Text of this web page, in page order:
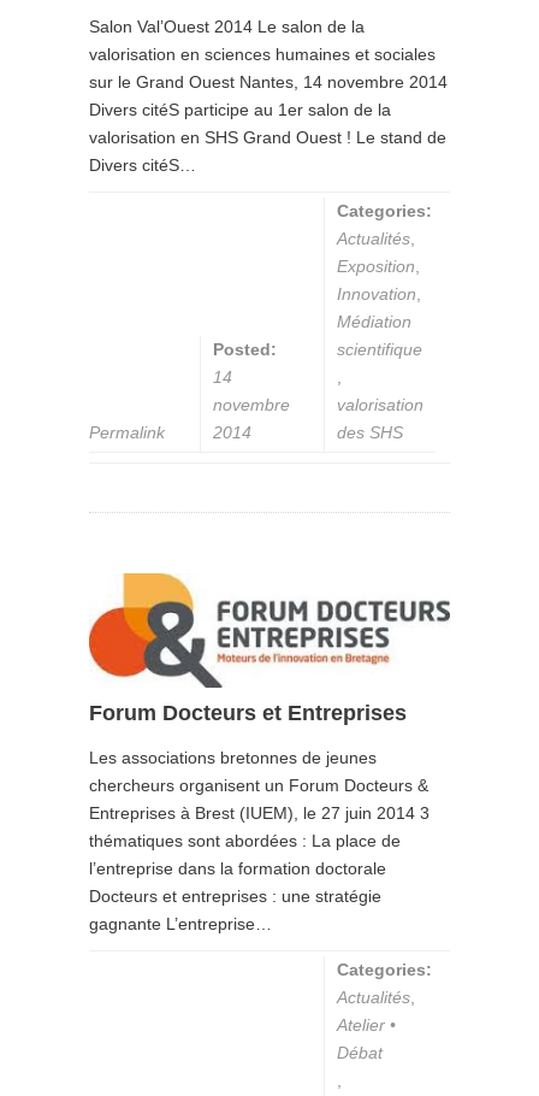
Salon Val’Ouest 2014 Le salon de la
valorisation en sciences humaines et sociales
sur le Grand Ouest Nantes, 14 novembre 2014
Divers citéS participe au 1er salon de la
valorisation en SHS Grand Ouest ! Le stand de
Divers citéS…
Permalink
Posted:
14
novembre
2014
Categories:
Actualités
Exposition
Innovation
Médiation
scientifique
valorisation
des SHS
Forum Docteurs et Entreprises
Les associations bretonnes de jeunes
chercheurs organisent un Forum Docteurs &
Entreprises à Brest (IUEM), le 27 juin 2014 3
thématiques sont abordées : La place de
l’entreprise dans la formation doctorale
Docteurs et entreprises : une stratégie
gagnante L’entreprise…
Categories:
Actualités
Atelier •
Débat